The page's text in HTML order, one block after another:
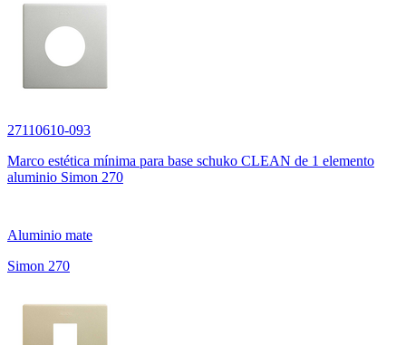
27110610-093
Marco estética mínima para base schuko CLEAN de 1 elemento
aluminio Simon 270
Aluminio mate
Simon 270